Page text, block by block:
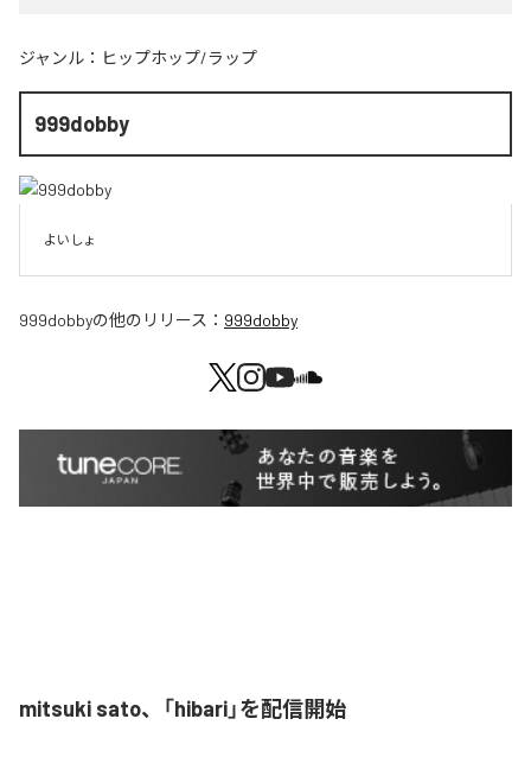
ジャンル： ヒップホップ/ラップ
999dobby
よいしょ
999dobbyの他のリリース： 999dobby
mitsuki sato、「hibari」を配信開始